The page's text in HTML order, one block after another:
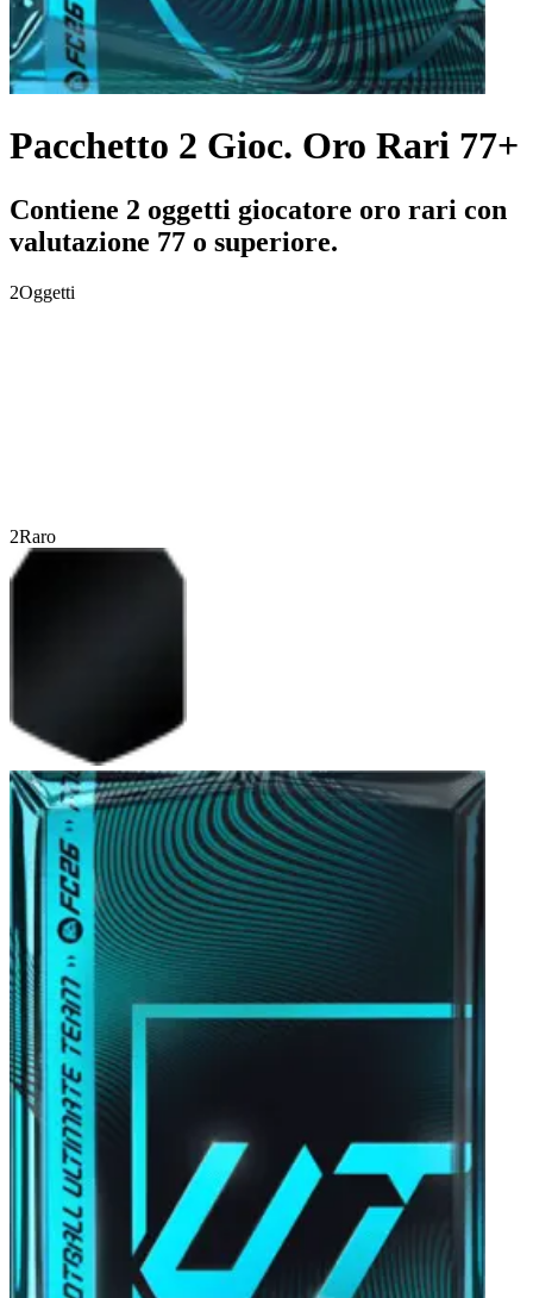
Pacchetto 2 Gioc. Oro Rari 77+
Contiene 2 oggetti giocatore oro rari con
valutazione 77 o superiore.
2Oggetti
2Raro